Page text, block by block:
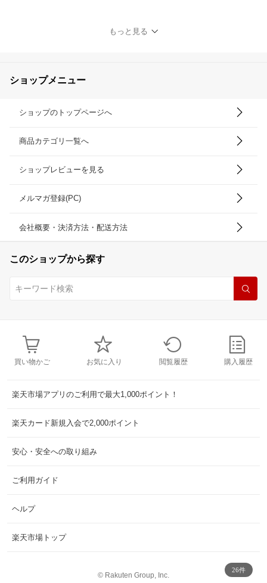
26件
就任祝い 移転祝い お祝
もっと見る
ショップメニュー
ショップのトップページへ
商品カテゴリ一覧へ
ショップレビューを見る
メルマガ登録(PC)
会社概要・決済方法・配送方法
このショップから探す
買い物かご お気に入り 閲覧履歴 購入履歴
楽天市場アプリのご利用で最大1,000ポイント！
楽天カード新規入会で2,000ポイント
安心・安全への取り組み
ご利用ガイド
ヘルプ
楽天市場トップ
© Rakuten Group, Inc.